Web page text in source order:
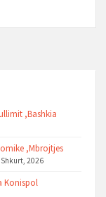
,Bashkia
,Mbrojtjes
2026
Konispol